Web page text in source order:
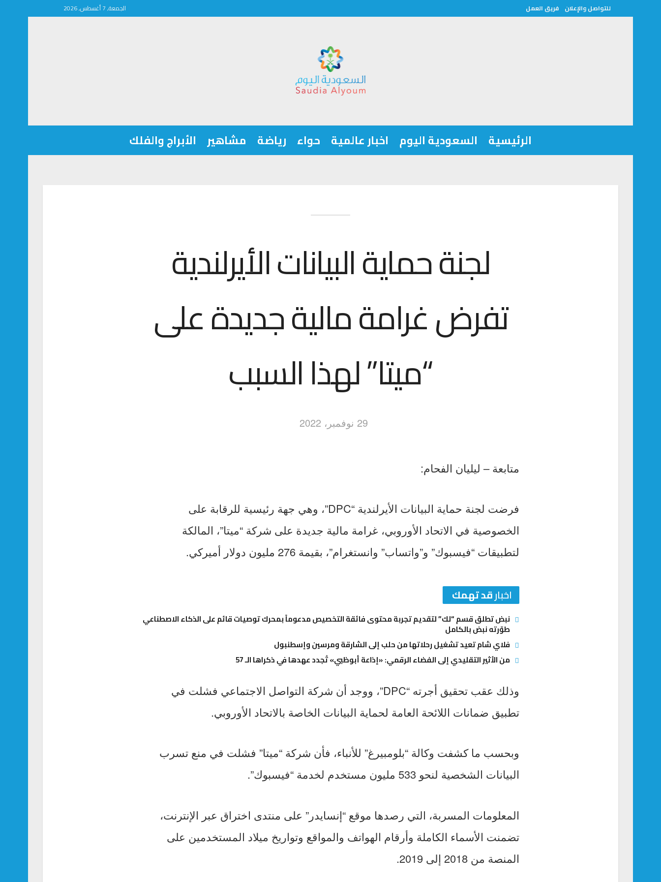
للتواصل والإعلان فريق العمل الجمعة, 7 أغسطس, 2026
الرئيسية السعودية اليوم اخبار عالمية حواء رياضة مشاهير الأبراج والفلك
لجنة حماية البيانات الأيرلندية
تفرض غرامة مالية جديدة على
“ميتا” لهذا السبب
29 نوفمبر، 2022
متابعة – ليليان الفحام:
فرضت لجنة حماية البيانات الأيرلندية “DPC”، وهي جهة رئيسية للرقابة على
الخصوصية في الاتحاد الأوروبي، غرامة مالية جديدة على شركة “ميتا”، المالكة
لتطبيقات “فيسبوك” و”واتساب” وانستغرام”، بقيمة 276 مليون دولار أميركي.
اخبارقد تهمك
نبض تطلق قسم “لك” لتقديم تجربة محتوى فائقة التخصيص مدعوماً بمحرك توصيات قائم على الذكاء الاصطناعي
طوّرته نبض بالكامل
فلاي شام تعيد تشغيل رحلاتها من حلب إلى الشارقة ومرسين وإسطنبول
من الأثير التقليدي إلى الفضاء الرقمي: «إذاعة أبوظبي» تُجدد عهدها في ذكراها الـ 57
وذلك عقب تحقيق أجرته “DPC”، ووجد أن شركة التواصل الاجتماعي فشلت في
تطبيق ضمانات اللائحة العامة لحماية البيانات الخاصة بالاتحاد الأوروبي.
وبحسب ما كشفت وكالة “بلومبيرغ” للأنباء، فأن شركة “ميتا” فشلت في منع تسرب
البيانات الشخصية لنحو 533 مليون مستخدم لخدمة “فيسبوك”.
المعلومات المسربة، التي رصدها موقع “إنسايدر” على منتدى اختراق عبر الإنترنت،
تضمنت الأسماء الكاملة وأرقام الهواتف والمواقع وتواريخ ميلاد المستخدمين على
المنصة من 2018 إلى 2019.